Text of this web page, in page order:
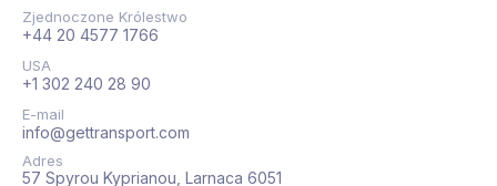
Zjednoczone Królestwo
+44 20 4577 1766
USA
+1 302 240 28 90
E-mail
info@gettransport.com
Adres
57 Spyrou Kyprianou, Larnaca 6051